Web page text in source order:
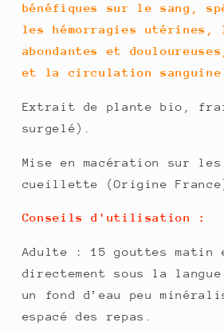
bénéfiques sur le sang,
les hémorragies utérines,
abondantes et
et la circulation sanguine
Extrait de plante bio,
surgelé).
Mise en macération sur
cueillette (Origine
Conseils d'utilisation :
Adulte : 15 gouttes matin
directement sous la
un fond d’eau peu
espacé des repas.